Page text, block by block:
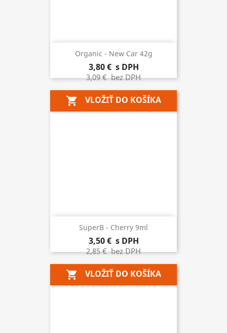
Organic - New Car 42g
3,80 € s DPH
3,09 €bez DPH
shopping_cart VLOŽIŤ DO KOŠÍKA
SuperB - Cherry 9ml
3,50 € s DPH
2,85 €bez DPH
shopping_cart VLOŽIŤ DO KOŠÍKA